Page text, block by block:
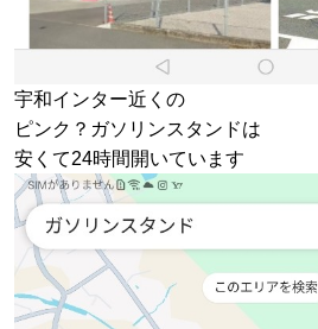
宇和インター近くの
ピンク？ガソリンスタンドは
安くて24時間開いています